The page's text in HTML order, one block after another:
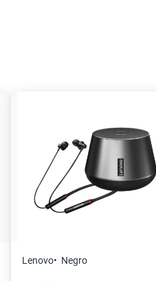
Lenovo Negro